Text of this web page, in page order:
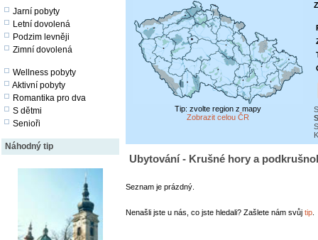
Jarní pobyty
Letní dovolená
Podzim levněji
Zimní dovolená
Wellness pobyty
Aktivní pobyty
Romantika pro dva
S dětmi
Senioři
Náhodný tip
Tip: zvolte region z mapy
Zobrazit celou ČR
Ubytování - Krušné hory a
Seznam je prázdný.
Nenašli jste u nás, co jste hledali? Zašlete nám svůj tip